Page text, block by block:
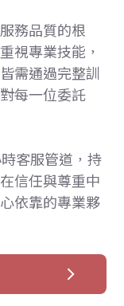
務品質的根
視專業技能，
需通過完整訓
每一位委託
客服管道，持
信任與尊重中
依靠的專業夥